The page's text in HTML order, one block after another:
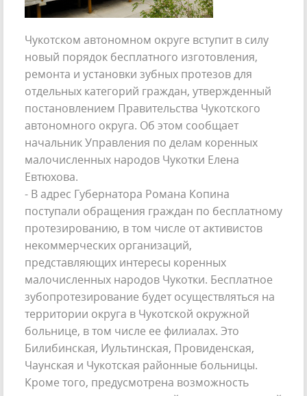
Чукотском автономном округе вступит в силу
новый порядок бесплатного изготовления,
ремонта и установки зубных протезов для
отдельных категорий граждан, утвержденный
постановлением Правительства Чукотского
автономного округа. Об этом сообщает
начальник Управления по делам коренных
малочисленных народов Чукотки Елена
Евтюхова.
- В адрес Губернатора Романа Копина
поступали обращения граждан по бесплатному
протезированию, в том числе от активистов
некоммерческих организаций,
представляющих интересы коренных
малочисленных народов Чукотки. Бесплатное
зубопротезирование будет осуществляться на
территории округа в Чукотской окружной
больнице, в том числе ее филиалах. Это
Билибинская, Иультинская, Провиденская,
Чаунская и Чукотская районные больницы.
Кроме того, предусмотрена возможность